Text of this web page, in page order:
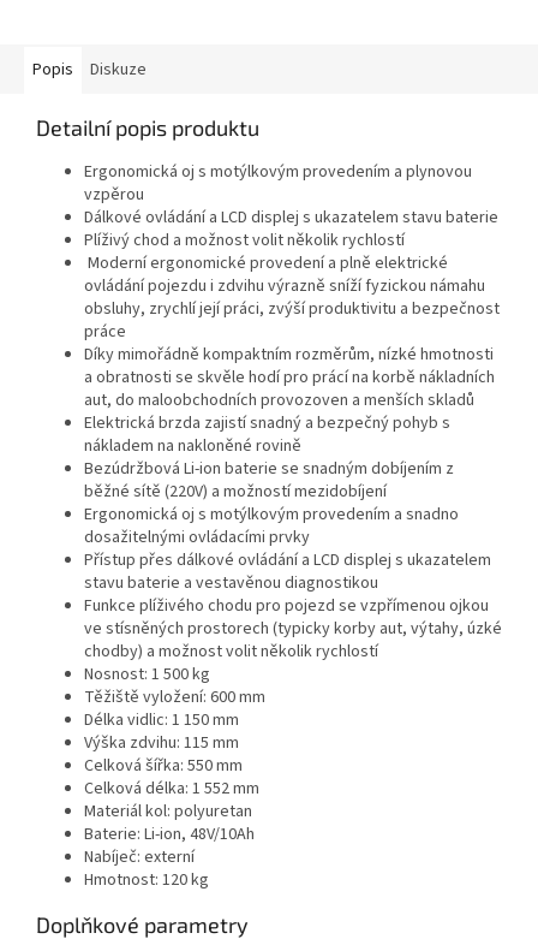
Popis Diskuze
Detailní popis produktu
Ergonomická oj s motýlkovým provedením a plynovou
vzpěrou
Dálkové ovládání a LCD displej s ukazatelem stavu baterie
Plíživý chod a možnost volit několik rychlostí
Moderní ergonomické provedení a plně elektrické
ovládání pojezdu i zdvihu výrazně sníží fyzickou námahu
obsluhy, zrychlí její práci, zvýší produktivitu a bezpečnost
práce
Díky mimořádně kompaktním rozměrům, nízké hmotnosti
a obratnosti se skvěle hodí pro prácí na korbě nákladních
aut, do maloobchodních provozoven a menších skladů
Elektrická brzda zajistí snadný a bezpečný pohyb s
nákladem na nakloněné rovině
Bezúdržbová Li-ion baterie se snadným dobíjením z
běžné sítě (220V) a možností mezidobíjení
Ergonomická oj s motýlkovým provedením a snadno
dosažitelnými ovládacími prvky
Přístup přes dálkové ovládání a LCD displej s ukazatelem
stavu baterie a vestavěnou diagnostikou
Funkce plíživého chodu pro pojezd se vzpřímenou ojkou
ve stísněných prostorech (typicky korby aut, výtahy, úzké
chodby) a možnost volit několik rychlostí
Nosnost: 1 500 kg
Těžiště vyložení: 600 mm
Délka vidlic: 1 150 mm
Výška zdvihu: 115 mm
Celková šířka: 550 mm
Celková délka: 1 552 mm
Materiál kol: polyuretan
Baterie: Li-ion, 48V/10Ah
Nabíječ: externí
Hmotnost: 120 kg
Doplňkové parametry